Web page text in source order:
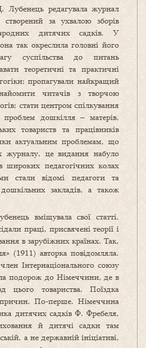
редагувала журнал
за ухвалою зборів
дитячих садків. У
так окреслила головні його
суспільства до питань
теоретичні та практичні
пропагували найкращий
читачів з творчою
стати центром спілкування
дошкілля – матерів,
товариств та працівників
актуальним проблемам, що
журналу, це видання набуло
широких педагогічних колах
стали відомі педагоги та
закладів, а також
вміщувала свої статті.
праці, присвячені теорії і
в зарубіжних країнах. Так,
(1911) авторка повідомляла.
Інтернаціонального союзу
подорож до Німеччини, де в
цього товариства. Поїздка
По-перше. Німеччина
дитячих садків Ф. Фребеля,
й дитячі садки там
а не державній ініціативі,